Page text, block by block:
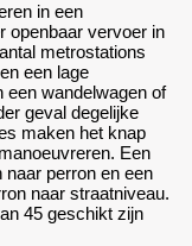
in een
openbaar vervoer in
metrostations
een lage
een wandelwagen of
geval degelijke
maken het knap
Een
perron en een
naar straatniveau.
45 geschikt zijn